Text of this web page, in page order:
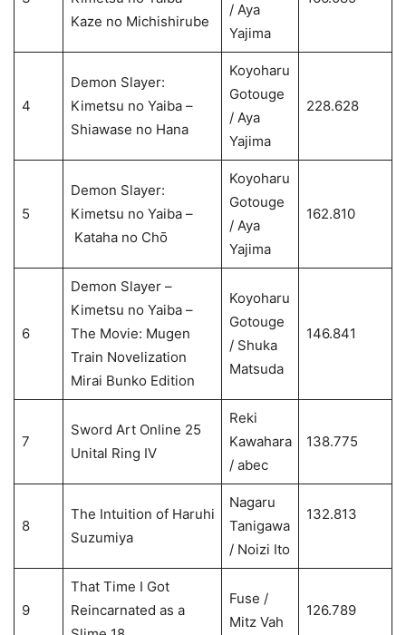
Kaze no Michishirube
/ Aya
Yajima
4
Demon Slayer:
Kimetsu no Yaiba –
Shiawase no Hana
Koyoharu
Gotouge
/ Aya
Yajima
228.628
5
Demon Slayer:
Kimetsu no Yaiba –
Kataha no Chō
Koyoharu
Gotouge
/ Aya
Yajima
162.810
6
Demon Slayer –
Kimetsu no Yaiba –
The Movie: Mugen
Train Novelization
Mirai Bunko Edition
Koyoharu
Gotouge
/ Shuka
Matsuda
146.841
7
Sword Art Online 25
Unital Ring IV
Reki
Kawahara
/ abec
138.775
8
The Intuition of Haruhi
Suzumiya
Nagaru
Tanigawa
/ Noizi Ito
132.813
9
That Time I Got
Reincarnated as a
Fuse /
Mitz Vah
126.789